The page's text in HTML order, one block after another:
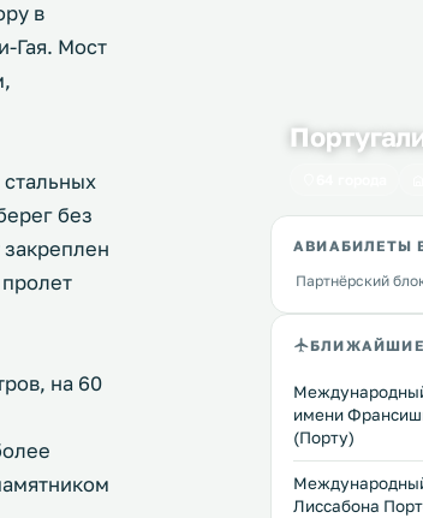
в
Гая. Мост
без
на 60
АВИАБИЛЕТЫ
Партнёрский
имени
(Порту)
Лиссабона